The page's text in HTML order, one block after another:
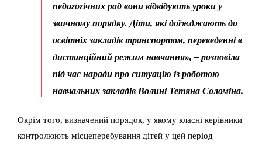
педагогічних рад вони відвідують уроки у
звичному порядку. Діти, які доїжджають до
освітніх закладів транспортом, переведенні в
дистанційний режим навчання», – розповіла
під час наради про ситуацію із роботою
навчальних закладів Волині Тетяна Соломіна.
Окрім того, визначений порядок, у якому класні керівники
контролюють місцеперебування дітей у цей період